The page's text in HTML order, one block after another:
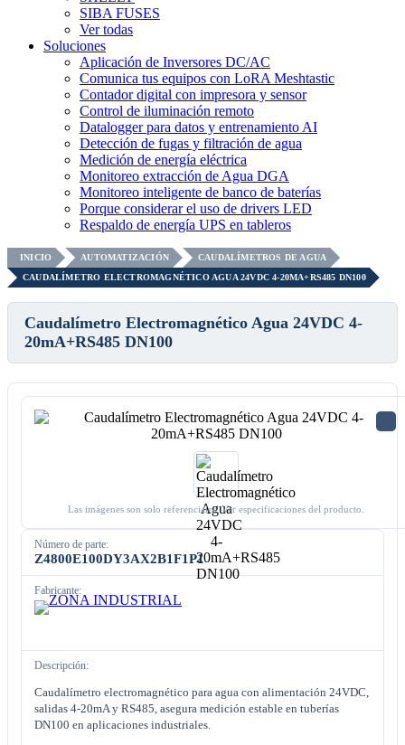
SIBA FUSES
Ver todas
Soluciones
Aplicación de Inversores DC/AC
Comunica tus equipos con LoRA Meshtastic
Contador digital con impresora y sensor
Control de iluminación remoto
Datalogger para datos y entrenamiento AI
Detección de fugas y filtración de agua
Medición de energía eléctrica
Monitoreo extracción de Agua DGA
Monitoreo inteligente de banco de baterías
Porque considerar el uso de drivers LED
Respaldo de energía UPS en tableros
INICIO AUTOMATIZACIÓN
CAUDALÍMETROS DE AGUA
CAUDALÍMETRO ELECTROMAGNÉTICO AGUA 24VDC 4-20MA+RS485 DN100
Caudalímetro Electromagnético Agua 24VDC 4-
20mA+RS485 DN100
Las imágenes son solo referenciales. Ver especificaciones del producto.
Número de parte:
Z4800E100DY3AX2B1F1P1
Fabricante:
Descripción:
Caudalímetro electromagnético para agua con alimentación 24VDC,
salidas 4-20mA y RS485, asegura medición estable en tuberías
DN100 en aplicaciones industriales.